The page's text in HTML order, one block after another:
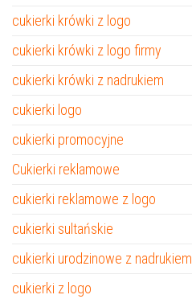
cukierki krówki z logo
cukierki krówki z logo firmy
cukierki krówki z nadrukiem
cukierki logo
cukierki promocyjne
Cukierki reklamowe
cukierki reklamowe z logo
cukierki sultańskie
cukierki urodzinowe z nadrukiem
cukierki z logo